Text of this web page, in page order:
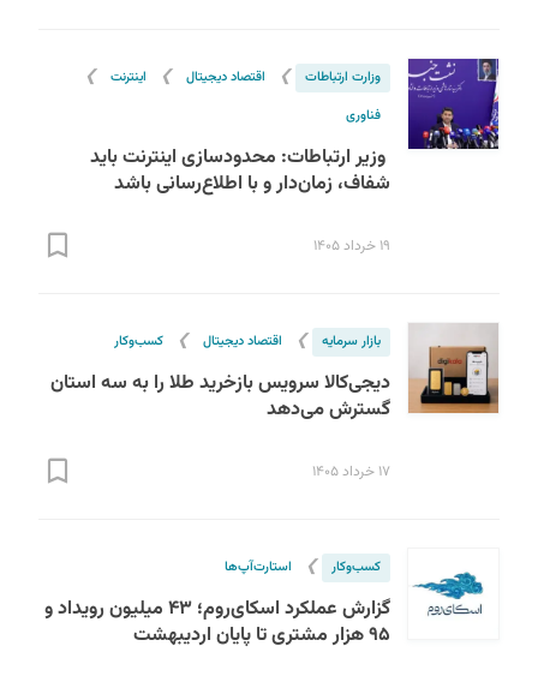
وزارت ارتباطات ❯ اقتصاد دیجیتال ❯ اینترنت ❯
فناوری
وزیر ارتباطات: محدودسازی اینترنت باید
شفاف، زمان‌دار و با اطلاع‌رسانی باشد
۱۹ خرداد ۱۴۰۵
بازار سرمایه ❯ اقتصاد دیجیتال ❯ کسب‌و‌کار
دیجی‌کالا سرویس بازخرید طلا را به سه استان
گسترش می‌دهد
۱۷ خرداد ۱۴۰۵
کسب‌و‌کار ❯ استارت‌آپ‌ها
گزارش عملکرد اسکای‌روم؛ ۴۳ میلیون رویداد و
۹۵ هزار مشتری تا پایان اردیبهشت